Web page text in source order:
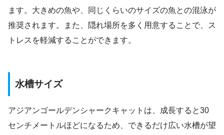
ます。大きめの魚や、同じくらいのサイズの魚との混泳が
推奨されます。また、隠れ場所を多く用意することで、ス
トレスを軽減することができます。
水槽サイズ
アジアンゴールデンシャークキャットは、成長すると30
センチメートルほどになるため、できるだけ広い水槽が望